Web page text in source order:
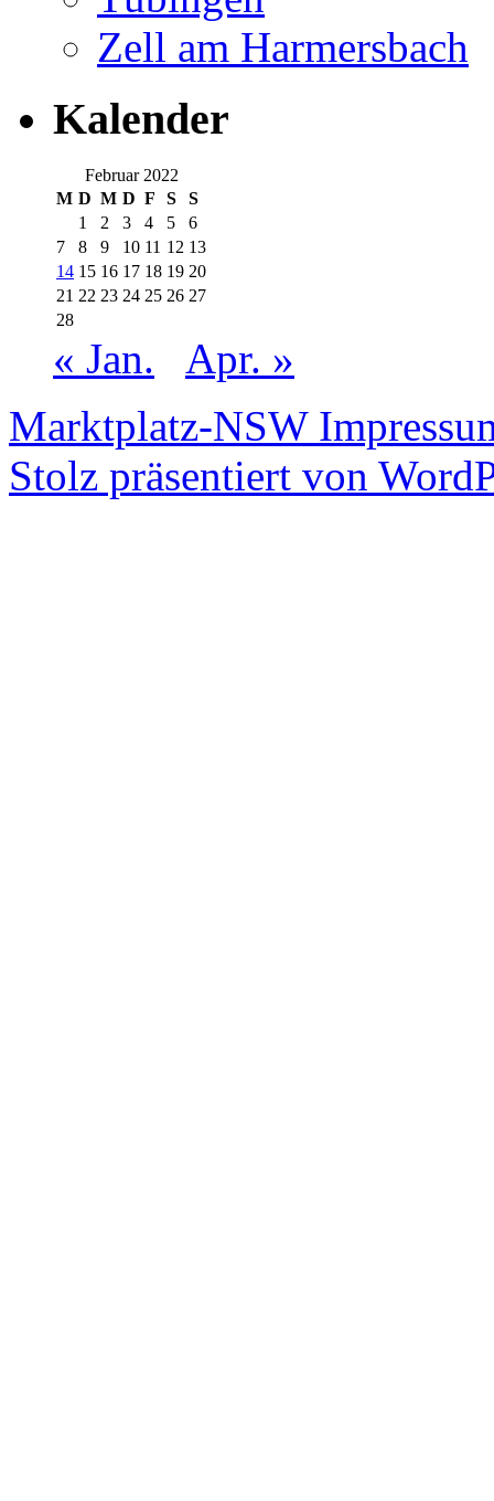
Zell am Harmersbach
Kalender
Februar 2022
M D M D F S
S
1
2 3 4 5
6
7
8 9 10 11 12 13
14 15 16 17 18 19 20
21 22 23 24 25 26 27
28
« Jan.
Apr. »
Marktplatz-NSW
Stolz präsentiert von